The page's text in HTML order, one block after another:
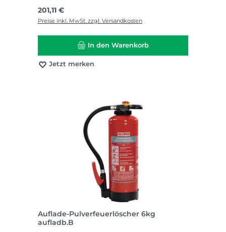
Regulärer Preis:
201,11 €
Preise inkl. MwSt. zzgl. Versandkosten
In den Warenkorb
Jetzt merken
Auflade-Pulverfeuerlöscher 6kg
aufladb.B